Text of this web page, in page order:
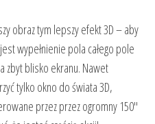
obraz tym lepszy efekt 3D – aby
wypełnienie pola całego pole
zbyt blisko ekranu. Nawet
tylko okno do świata 3D,
przez przez ogromny 150″